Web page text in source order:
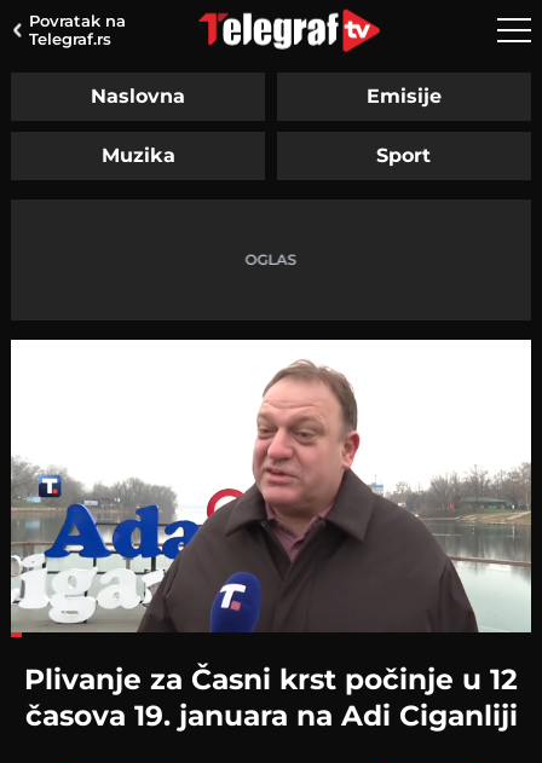
Povratak na
Telegraf.rs
Naslovna Emisije
Muzika Sport
Plivanje za Časni krst počinje u 12
časova 19. januara na Adi Ciganliji